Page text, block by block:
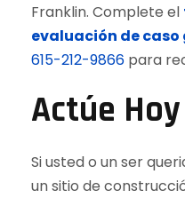
Franklin. Complete el
evaluación de
615-212-9866 para
Actúe Hoy
Si usted o un ser
un sitio de